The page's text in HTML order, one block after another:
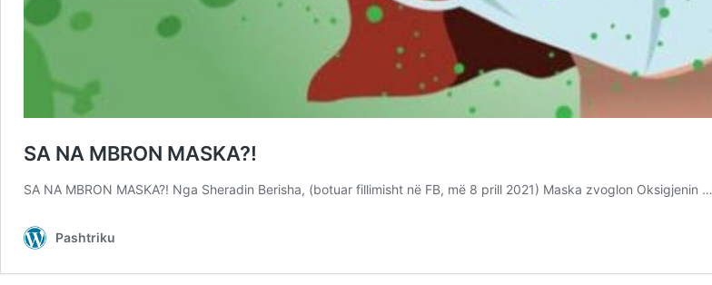
SA NA MBRON MASKA?!
SA NA MBRON MASKA?! Nga Sheradin Berisha, (botuar fillimisht në FB, më 8 prill 2021) Maska zvoglon Oksigjenin …
Pashtriku